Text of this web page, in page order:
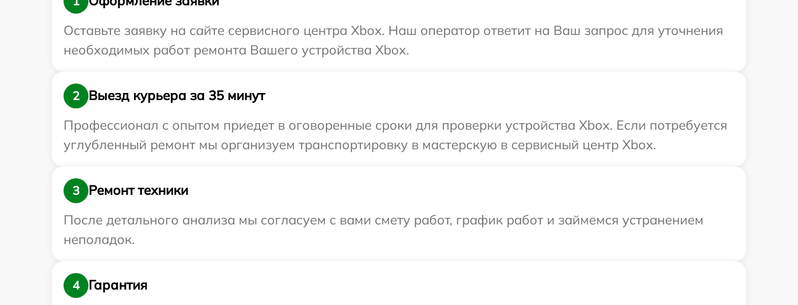
Оставьте заявку на сайте сервисного центра Xbox. Наш оператор ответит на Ваш запрос для уточнения
необходимых работ ремонта Вашего устройства Xbox.
2
Выезд курьера за 35 минут
Профессионал с опытом приедет в оговоренные сроки для проверки устройства Xbox. Если потребуется
углубленный ремонт мы организуем транспортировку в мастерскую в сервисный центр Xbox.
3
Ремонт техники
После детального анализа мы согласуем с вами смету работ, график работ и займемся устранением
неполадок.
4
Гарантия